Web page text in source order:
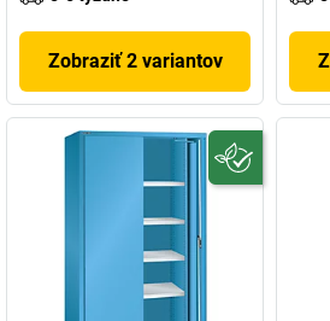
Zobraziť 2 variantov